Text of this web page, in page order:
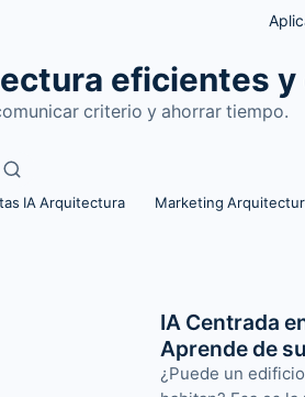
eficientes y
criterio y ahorrar tiempo.
IA Arquitectura Marketing
IA Centrada
Aprende de
¿Puede un